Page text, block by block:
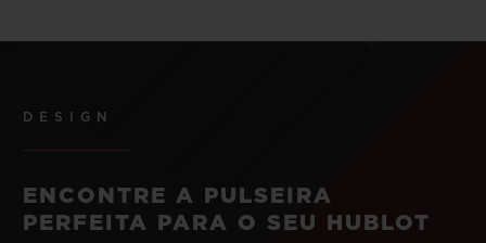
DESIGN
ENCONTRE A PULSEIRA
PERFEITA PARA O SEU HUBLOT